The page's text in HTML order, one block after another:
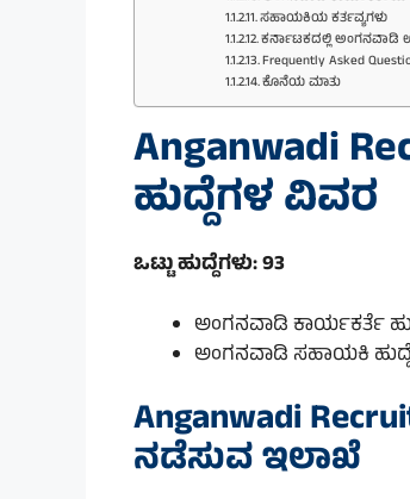
ಸಹಾಯಕಿಯ ಕರ್ತವ್ಯಗಳು
ಕರ್ನಾಟಕದಲ್ಲಿ ಅಂಗನವಾಡಿ
Frequently Asked
ಕೊನೆಯ ಮಾತು
Anganwadi
ಹುದ್ದೆಗಳ ವಿವರ
ಒಟ್ಟು ಹುದ್ದೆಗಳು: 93
ಅಂಗನವಾಡಿ ಕಾರ್ಯಕರ್ತೆ
ಅಂಗನವಾಡಿ ಸಹಾಯಕಿ
Anganwadi
ನಡೆಸುವ ಇಲಾಖೆ